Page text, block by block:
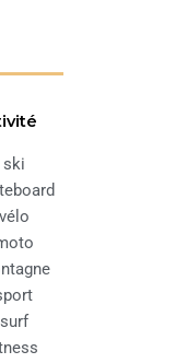
ski